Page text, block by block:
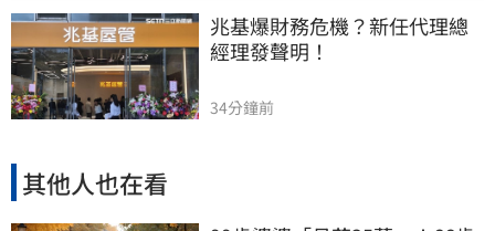
兆基爆財務危機？新任代理總
經理發聲明！
34分鐘前
其他人也在看